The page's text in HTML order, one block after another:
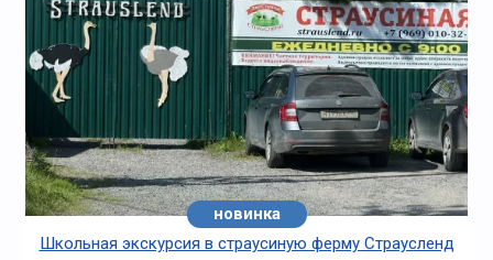
новинка
Школьная экскурсия в страусиную ферму Страусленд